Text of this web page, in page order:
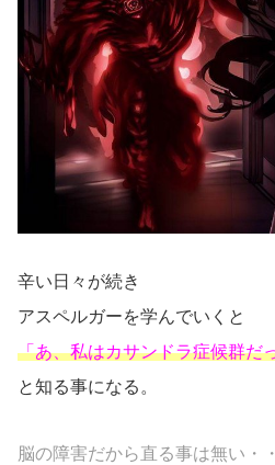
辛い日々が続き
アスペルガーを学んでいくと
「あ、私はカサンドラ症候群だ
と知る事になる。
脳の障害だから直る事は無い・